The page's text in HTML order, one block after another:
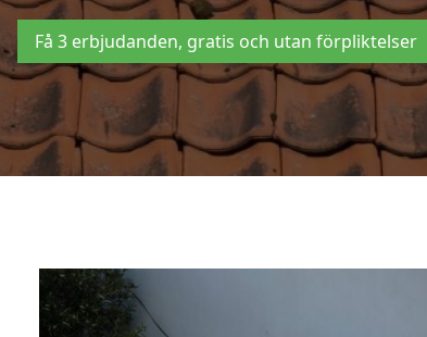
Få 3 erbjudanden, gratis och utan förpliktelser